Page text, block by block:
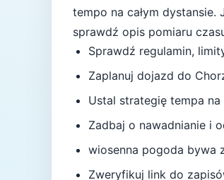
tempo na całym dystansie.
sprawdź opis pomiaru
Sprawdź regulamin,
Zaplanuj dojazd do
Ustal strategię tempa
Zadbaj o nawadnianie i
wiosenna pogoda bywa
Zweryfikuj link do